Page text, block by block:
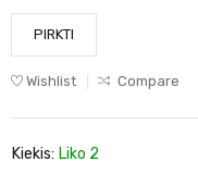
PIRKTI
Wishlist Compare
Kiekis: Liko 2